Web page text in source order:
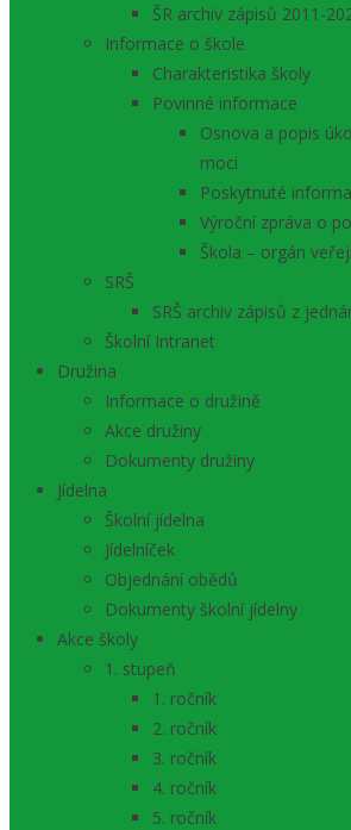
ŠR archiv zápisů 2011-
Informace o škole
Charakteristika školy
Povinné informace
Osnova a popis
moci
Poskytnuté
Výroční zpráva o
Škola – orgán
SRŠ
SRŠ archiv zápisů z
Školní Intranet
Družina
Informace o družině
Akce družiny
Dokumenty družiny
Jídelna
Školní jídelna
Jídelníček
Objednání obědů
Dokumenty školní jídelny
Akce školy
1. stupeň
1. ročník
2. ročník
3. ročník
4. ročník
5. ročník